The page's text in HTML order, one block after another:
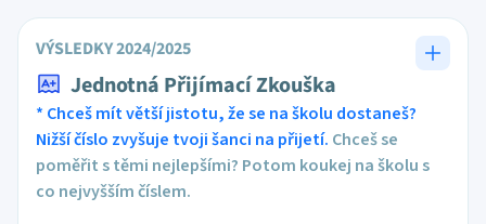
VÝSLEDKY 2024/2025
Jednotná Přijímací Zkouška
* Chceš mít větší jistotu, že se na školu dostaneš?
Nižší číslo zvyšuje tvoji šanci na přijetí. Chceš se
poměřit s těmi nejlepšími? Potom koukej na školu s
co nejvyšším číslem.